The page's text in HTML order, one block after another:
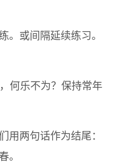
。或间隔延续练习。
何乐不为？保持常年
用两句话作为结尾：
。